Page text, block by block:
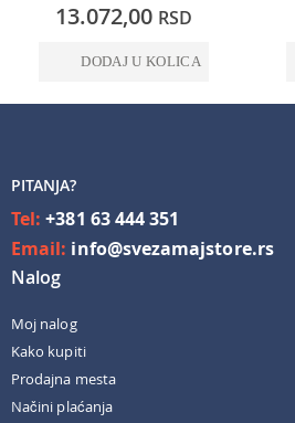
13.072,00 RSD
DODAJ U KOLICA
PITANJA?
Tel:+381 63 444 351
Email: info@svezamajstore.rs
Nalog
Moj nalog
Kako kupiti
Prodajna mesta
Načini plaćanja